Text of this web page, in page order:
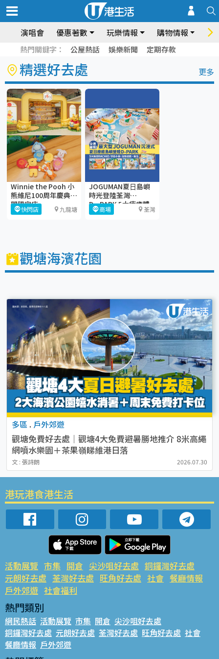
演唱會 優惠著數 玩樂情報 購物情報 飲
熱門關鍵字： 公屋熱話 娛樂新聞 定期存款
精選好去處 更多
Winnie the Pooh 小
熊維尼100周年慶典期
間限定店
快閃店 九龍塘
JOGUMAN夏⽇島嶼
時光登陸荃灣
D·PARK 5大療癒體
驗區+期間限定店
商場 荃灣
觀塘海濱花園
多區 . 戶外郊遊
觀塘免費好去處｜觀塘4大免費避暑勝地推介 8米高繩
網噴水樂園＋茶果嶺睇維港日落
文 : 張詩朗 2026.07.30
港玩港食港生活
活動展覽 市集 開倉 尖沙咀好去處 銅鑼灣好去處
元朗好去處 荃灣好去處 旺角好去處 社會 餐廳情報
戶外郊遊 社會福利
熱門類別
網民熱話 活動展覽 市集 開倉 尖沙咀好去處
銅鑼灣好去處 元朗好去處 荃灣好去處 旺角好去處 社會
餐廳情報 戶外郊遊